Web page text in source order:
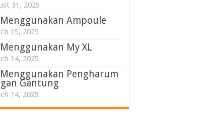
31, 2025
Ampoule
15, 2025
My XL
14, 2025
Pengharum
Gantung
14, 2025